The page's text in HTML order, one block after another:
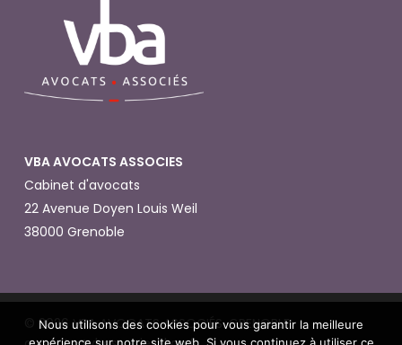
VBA AVOCATS ASSOCIES
Cabinet d'avocats
22 Avenue Doyen Louis Weil
38000 Grenoble
© 2026 VBA AVOCATS ASSOCIÉS. GRENOBLE.
Nous utilisons des cookies pour vous garantir la meilleure